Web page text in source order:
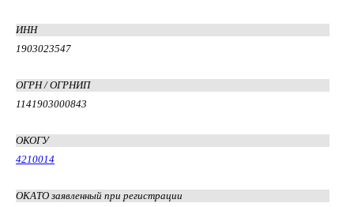
ИНН
1903023547
ОГРН / ОГРНИП
1141903000843
ОКОГУ
4210014
ОКАТО заявленный при регистрации